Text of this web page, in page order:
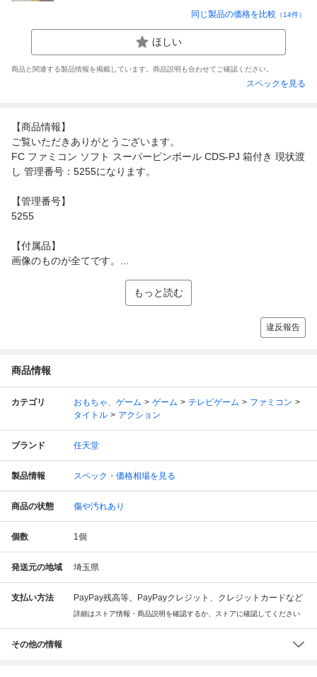
同じ製品の価格を比較 （14件）
ほしい
商品と関連する製品情報を掲載しています。商品説明も合わせてご確認ください。
スペックを見る
【商品情報】
ご覧いただきありがとうございます。
FC ファミコン ソフト スーパーピンボール CDS-PJ 箱付き 現状渡
し 管理番号：5255になります。
【管理番号】
5255
【付属品】
画像のものが全てです。...
もっと読む
違反報告
商品情報
カテゴリ おもちゃ、ゲーム ゲーム テレビゲーム
ファミコン
タイトル
アクション
ブランド 任天堂
製品情報 スペック・価格相場を見る
商品の状態 傷や汚れあり
個数 1個
発送元の地域 埼玉県
支払い方法 PayPay残高等、PayPayクレジット、クレジットカードなど
詳細はストア情報・商品説明を確認するか、ストアに確認してください
その他の情報